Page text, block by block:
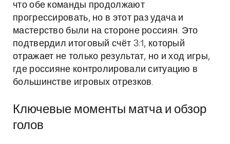
что обе команды продолжают
прогрессировать, но в этот раз удача и
мастерство были на стороне россиян. Это
подтвердил итоговый счёт 3:1, который
отражает не только результат, но и ход игры,
где россияне контролировали ситуацию в
большинстве игровых отрезков.
Ключевые моменты матча и обзор
голов